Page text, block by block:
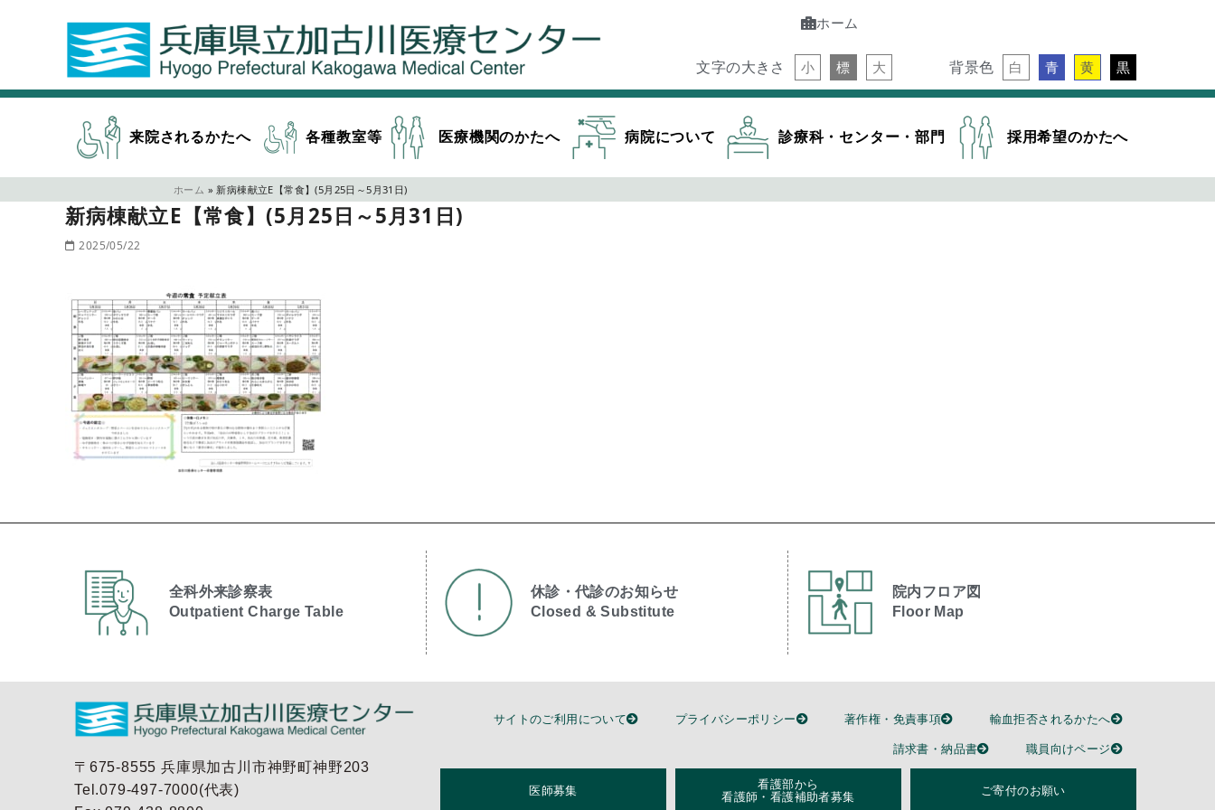
ホーム
文字の大きさ 小 標 大 背景色 白 青 黄 黒
来院されるかたへ 各種教室等 医療機関のかたへ 病院について 診療科・センター・部門 採用希望のかたへ
ホーム » 新病棟献立E【常食】(5月25日～5月31日)
新病棟献立E【常食】(5月25日～5月31日)
2025/05/22
全科外来診察表
Outpatient Charge Table​
休診・代診のお知らせ
Closed & Substitute​
院内フロア図
Floor Map
〒675-8555 兵庫県加古川市神野町神野203
Tel.079-497-7000(代表)
サイトのご利用について プライバシーポリシー 著作権・免責事項 輸血拒否されるかたへ
請求書・納品書 職員向けページ
医師募集
看護部から
看護師・看護補助者募集
ご寄付のお願い